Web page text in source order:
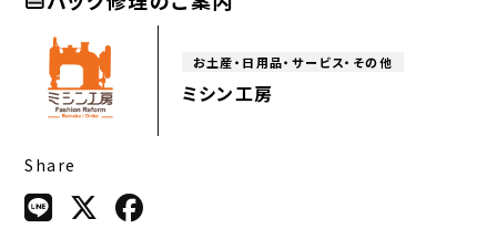
お土産・日用品・サービス・その他
ミシン工房
Share